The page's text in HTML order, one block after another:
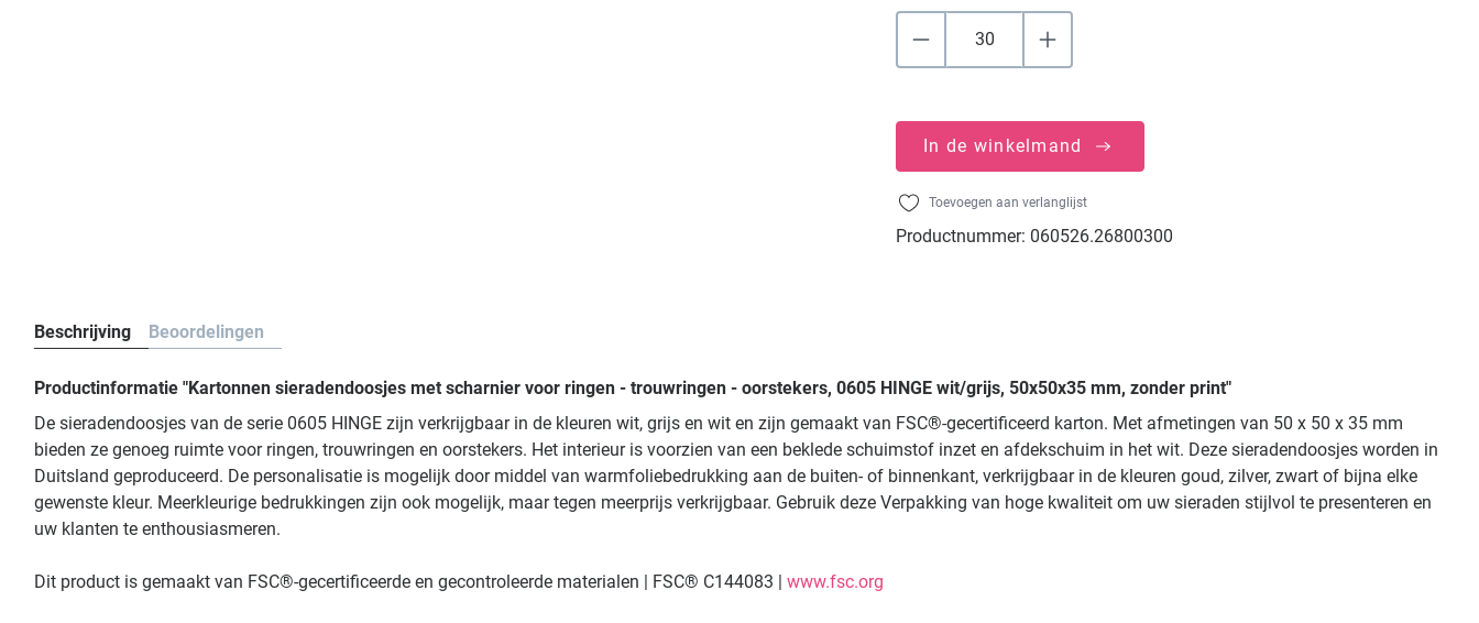
In de winkelmand
Toevoegen aan verlanglijst
Productnummer: 060526.26800300
Beschrijving Beoordelingen
Productinformatie "Kartonnen sieradendoosjes met scharnier voor ringen - trouwringen - oorstekers, 0605 HINGE wit/grijs, 50x50x35 mm, zonder print"
De sieradendoosjes van de serie 0605 HINGE zijn verkrijgbaar in de kleuren wit, grijs en wit en zijn gemaakt van FSC®-gecertificeerd karton. Met afmetingen van 50 x 50 x 35 mm
bieden ze genoeg ruimte voor ringen, trouwringen en oorstekers. Het interieur is voorzien van een beklede schuimstof inzet en afdekschuim in het wit. Deze sieradendoosjes worden in
Duitsland geproduceerd. De personalisatie is mogelijk door middel van warmfoliebedrukking aan de buiten- of binnenkant, verkrijgbaar in de kleuren goud, zilver, zwart of bijna elke
gewenste kleur. Meerkleurige bedrukkingen zijn ook mogelijk, maar tegen meerprijs verkrijgbaar. Gebruik deze Verpakking van hoge kwaliteit om uw sieraden stijlvol te presenteren en
uw klanten te enthousiasmeren.
Dit product is gemaakt van FSC®-gecertificeerde en gecontroleerde materialen | FSC® C144083 | www.fsc.org